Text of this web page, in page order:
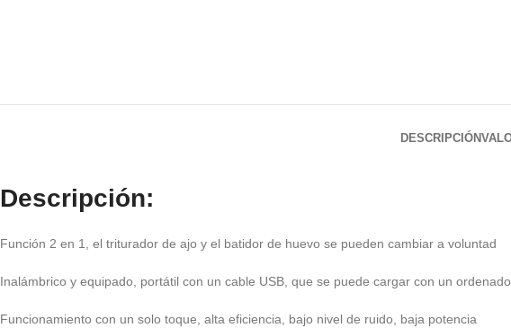
DESCRIPCIÓN
Descripción:
Función 2 en 1, el triturador de ajo y el batidor de huevo se pueden cambiar a voluntad
Inalámbrico y equipado, portátil con un cable USB, que se puede cargar con un
Funcionamiento con un solo toque, alta eficiencia, bajo nivel de ruido, baja potencia